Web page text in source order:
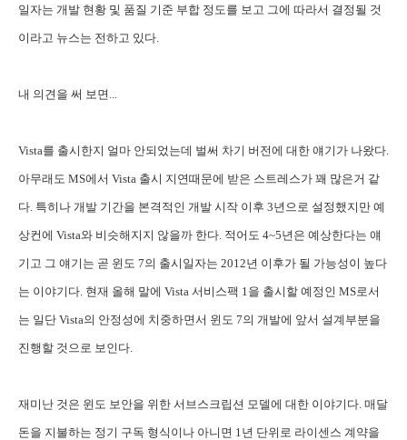
일자는 개발 현황 및 품질 기준 부합 정도를 보고 그에 따라서 결정될 것
이라고 뉴스는 전하고 있다.
내 의견을 써 보면...
Vista를 출시한지 얼마 안되었는데 벌써 차기 버전에 대한 얘기가 나왔다.
아무래도 MS에서 Vista 출시 지연때문에 받은 스트레스가 꽤 많은거 같
다. 특히나 개발 기간을 본격적인 개발 시작 이후 3년으로 설정했지만 예
상컨에 Vista와 비슷해지지 않을까 한다. 적어도 4~5년은 예상한다는 얘
기고 그 얘기는 곧 윈도 7의 출시일자는 2012년 이후가 될 가능성이 높다
는 이야기다. 현재 올해 말에 Vista 서비스팩 1을 출시할 예정인 MS로서
는 일단 Vista의 안정성에 치중하면서 윈도 7의 개발에 앞서 설계부분을
진행할 것으로 보인다.
재미난 것은 윈도 보안을 위한 서브스크립션 모델에 대한 이야기다. 매달
돈을 지불하는 정기 구독 형식이나 아니면 1년 단위로 라이센스 계약을